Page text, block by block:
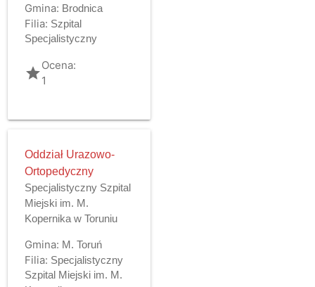
Gmina: Brodnica
Filia: Szpital
Specjalistyczny
gradeOcena:
1
Oddział Urazowo-
Ortopedyczny
Specjalistyczny Szpital
Miejski im. M.
Kopernika w Toruniu
Gmina: M. Toruń
Filia: Specjalistyczny
Szpital Miejski im. M.